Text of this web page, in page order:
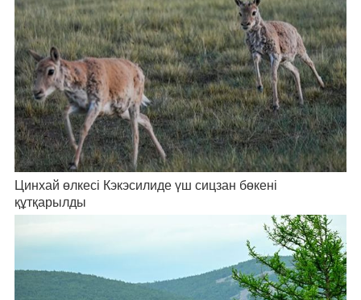
Цинхай өлкесі Кэкэсилиде үш сицзан бөкені
құтқарылды